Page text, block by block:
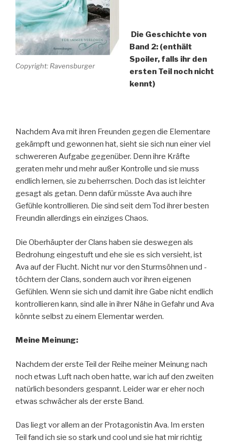
Copyright: Ravensburger
Die Geschichte von
Band 2: (enthält
Spoiler, falls ihr den
ersten Teil noch nicht
kennt)
Nachdem Ava mit ihren Freunden gegen die Elementare
gekämpft und gewonnen hat, sieht sie sich nun einer viel
schwereren Aufgabe gegenüber. Denn ihre Kräfte
geraten mehr und mehr außer Kontrolle und sie muss
endlich lernen, sie zu beherrschen. Doch das ist leichter
gesagt als getan. Denn dafür müsste Ava auch ihre
Gefühle kontrollieren. Die sind seit dem Tod ihrer besten
Freundin allerdings ein einziges Chaos.
Die Oberhäupter der Clans haben sie deswegen als
Bedrohung eingestuft und ehe sie es sich versieht, ist
Ava auf der Flucht. Nicht nur vor den Sturmsöhnen und -
töchtern der Clans, sondern auch vor ihren eigenen
Gefühlen. Wenn sie sich und damit ihre Gabe nicht endlich
kontrollieren kann, sind alle in ihrer Nähe in Gefahr und Ava
könnte selbst zu einem Elementar werden.
Meine Meinung:
Nachdem der erste Teil der Reihe meiner Meinung nach
noch etwas Luft nach oben hatte, war ich auf den zweiten
natürlich besonders gespannt. Leider war er eher noch
etwas schwächer als der erste Band.
Das liegt vor allem an der Protagonistin Ava. Im ersten
Teil fand ich sie so stark und cool und sie hat mir richtig